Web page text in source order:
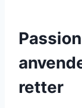
retter